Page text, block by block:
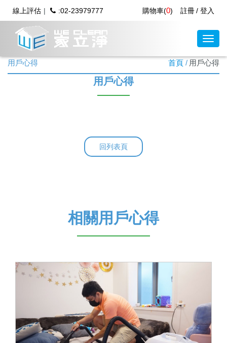
線上評估 :02-23979777 註冊 登入
購物車(0)
用戶心得 首頁 用戶心得
用戶心得
回列表頁
相關用戶心得